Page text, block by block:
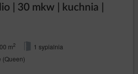
| 30 mkw | kuchnia |
m2
1 sypialnia
(Queen)